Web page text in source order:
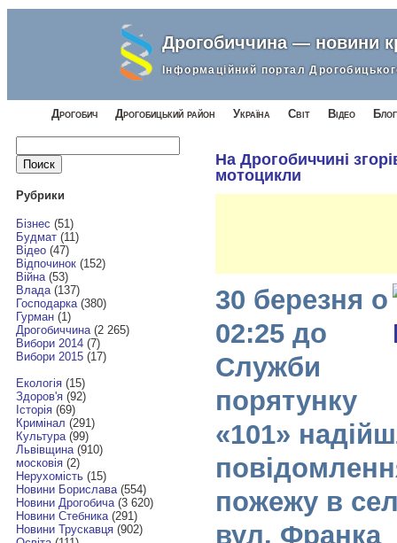
Дрогобиччина — новини
Інформаційний портал
Дрогобич Дрогобицький район Україна Світ Відео
Найти:
Рубрики
Бізнес (51)
Будмат(11)
Відео(47)
Відпочинок(152)
Війна(53)
Влада(137)
Господарка(380)
Гурман(1)
Дрогобиччина(2 265)
Вибори 2014(7)
Вибори 2015(17)
Екологія(15)
Здоров'я(92)
Історія(69)
Кримінал (291)
Культура(99)
Львівщина(910)
московія(2)
Нерухомість(15)
Новини Борислава(554)
Новини Дрогобича(3 620)
Новини Стебника(291)
Новини Трускавця(902)
На Дрогобиччині
мотоцикли
30 березня о
02:25 до
Служби
порятунку
«101»
пожежу в
вул. Франка